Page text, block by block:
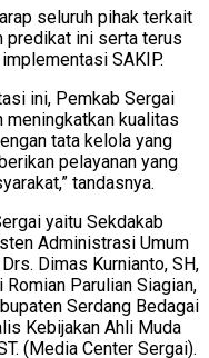
seluruh pihak terkait
predikat ini serta terus
SAKIP.
ini, Pemkab Sergai
meningkatkan kualitas
tata kelola yang
pelayanan yang
tandasnya.
yaitu Sekdakab
Administrasi Umum
Dimas Kurnianto, SH,
Parulian Siagian,
Serdang Bedagai
Kebijakan Ahli Muda
(Media Center Sergai).